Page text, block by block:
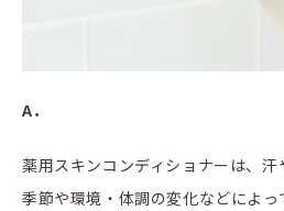
A．
薬用スキンコンディショナーは、汗
季節や環境・体調の変化などによ